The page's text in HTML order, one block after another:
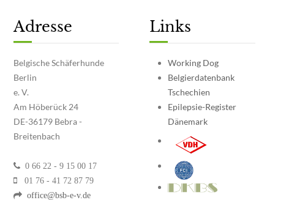
Adresse
Belgische Schäferhunde
Berlin
e. V.
Am Höberück 24
DE-36179 Bebra -
Breitenbach
0 66 22 - 9 15 00 17
01 76 - 41 72 87 79
office@bsb-e-v.de
Links
Working Dog
Belgierdatenbank
Tschechien
Epilepsie-Register
Dänemark